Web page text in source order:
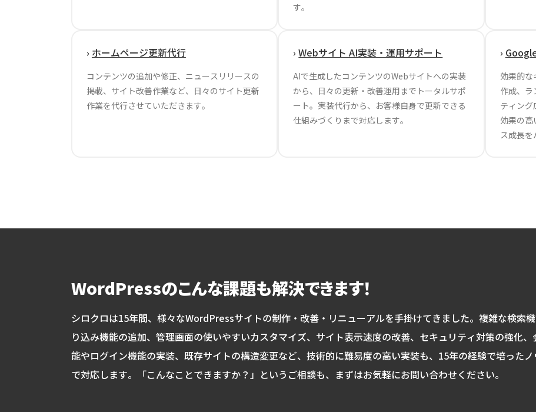
す。
› ホームページ更新代行
コンテンツの追加や修正、ニュースリリースの
掲載、サイト改善作業など、日々のサイト更新
作業を代行させていただきます。
›Webサイト AI実装・運用サポート
AIで生成したコンテンツのWebサイトへの実装
から、日々の更新・改善運用までトータルサポ
ート。実装代行から、お客様自身で更新できる
仕組みづくりまで対応します。
›
効果的な
作成、ラ
ティン
効果の
ス成長を
WordPressのこんな課題も解決できます！
シロクロは15年間、様々なWordPressサイトの制作・改善・リニューアルを手掛けてきました。複雑な検索
り込み機能の追加、管理画面の使いやすいカスタマイズ、サイト表示速度の改善、セキュリティ対策の強化、
能やログイン機能の実装、既存サイトの構造変更など、技術的に難易度の高い実装も、15年の経験で培った
で対応します。「こんなことできますか？」というご相談も、まずはお気軽にお問い合わせください。